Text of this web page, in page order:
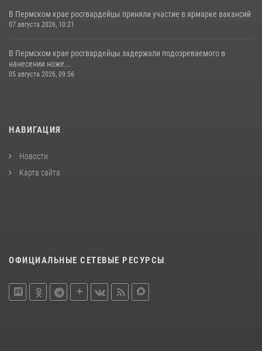
В Пермском крае росгвардейцы приняли участие в ярмарке вакансий
07 августа 2026, 10:21
В Пермском крае росгвардейцы задержали подозреваемого в
нанесении ноже...
05 августа 2026, 09:56
НАВИГАЦИЯ
Новости
Карта сайта
ОФИЦИАЛЬНЫЕ СЕТЕВЫЕ РЕСУРСЫ